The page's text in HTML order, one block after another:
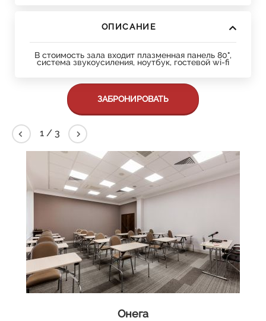
ОПИСАНИЕ
В стоимость зала входит плазменная панель 80",
система звукоусиления, ноутбук, гостевой wi-fi
ЗАБРОНИРОВАТЬ
2 /3
Онега